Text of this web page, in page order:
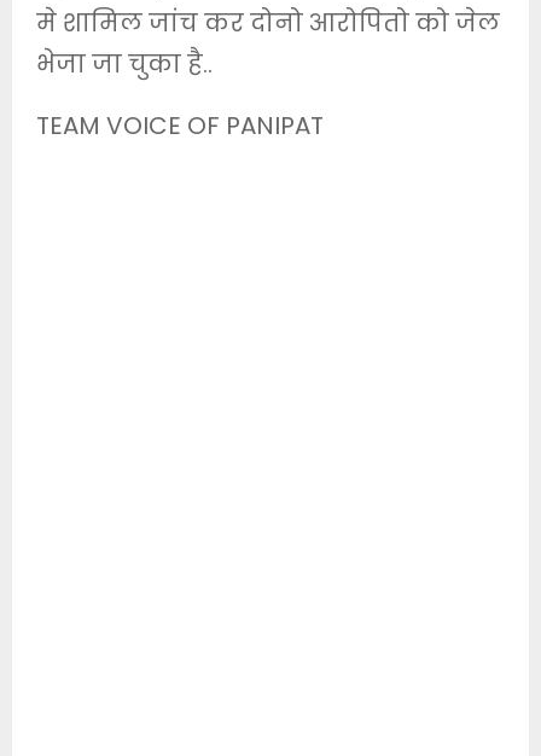
मे शामिल जांच कर दोनो आरोपितो को जेल
भेजा जा चुका है..
TEAM VOICE OF PANIPAT